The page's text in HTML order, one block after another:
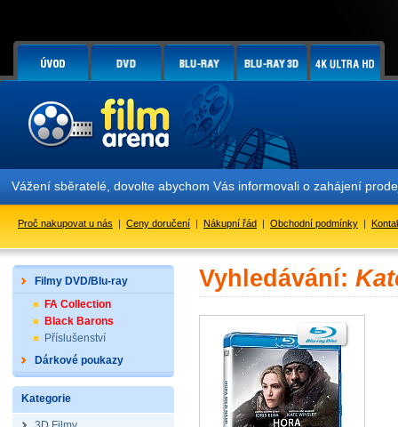
Vážení sběratelé, dovolte abychom Vás informovali o zahájení
Proč nakupovat u nás | Ceny doručení | Nákupní řád | Obchodní podmínky |
Filmy DVD/Blu-ray
FA Collection
Black Barons
Příslušenství
Dárkové poukazy
Kategorie
Vyhledávání: